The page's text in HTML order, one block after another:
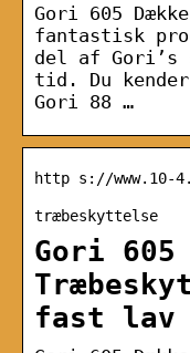
Gori 605
fantastisk
del af
tid. Du kender
Gori 88 …
http s://www.10-
træbeskyttelse
Gori 605
fast lav